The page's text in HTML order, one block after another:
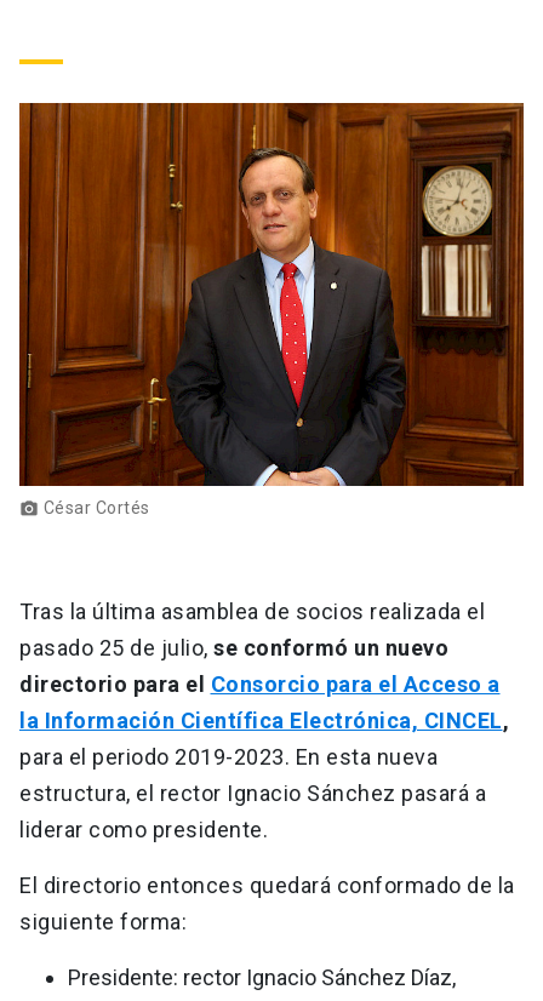
Padres y familia
Vecinos launch
Correo UC
Mi Portal UC launch
Biblioteca launch
Donaciones
photo_camera César Cortés
Tras la última asamblea de socios realizada el
pasado 25 de julio, se conformó un nuevo
directorio para el Consorcio para el Acceso a
la Información Científica Electrónica, CINCEL,
para el periodo 2019-2023. En esta nueva
estructura, el rector Ignacio Sánchez pasará a
liderar como presidente.
El directorio entonces quedará conformado de la
siguiente forma:
Presidente: rector Ignacio Sánchez Díaz,